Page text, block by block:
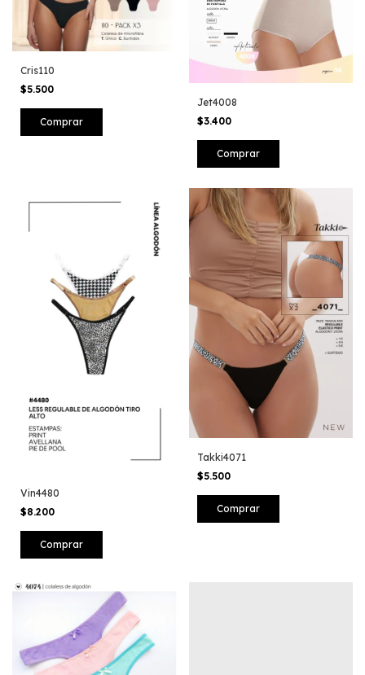
Cris110
$5.500
Jet4008
$3.400
Comprar
Vin4480
$8.200
Takki4071
$5.500
Comprar